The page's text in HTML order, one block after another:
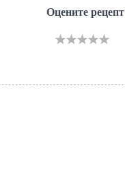
Оцените рецепт